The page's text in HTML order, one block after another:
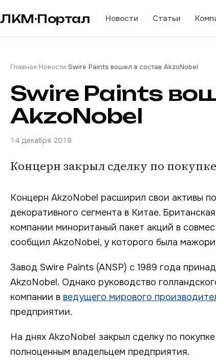
ЛКМ·Портал Новости Статьи
Главная›Новости›Swire Paints вошел в состав AkzoNobel
Swire Paints
AkzoNobel
14 декабря 2018
Концерн закрыл сделку по
Концерн AkzoNobel расширил свои активы
декоративного сегмента в Китае.
компании миноританый пакет акций в
сообщил AkzoNobel, у которого была
Завод Swire Paints (ANSP) с 1989 года
AkzoNobel. Однако руководство
компании в ведущего мирового
предприятии.
На днях AkzoNobel закрыл сделку по
полноценным владельцем предприятия.